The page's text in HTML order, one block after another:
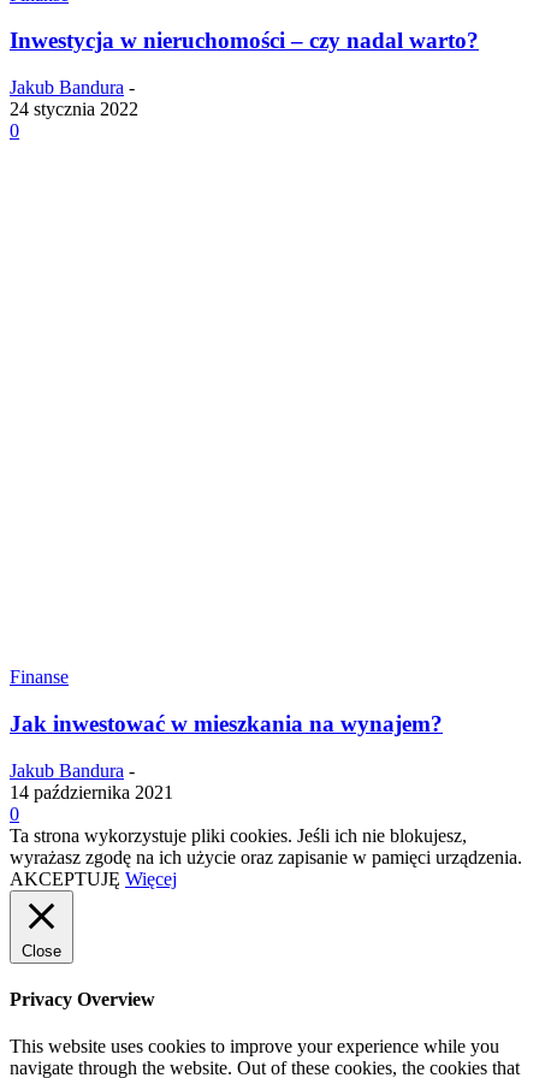
Inwestycja w nieruchomości – czy nadal warto?
Jakub Bandura -
24 stycznia 2022
0
Finanse
Jak inwestować w mieszkania na wynajem?
Jakub Bandura -
14 października 2021
0
Ta strona wykorzystuje pliki cookies. Jeśli ich nie blokujesz,
wyrażasz zgodę na ich użycie oraz zapisanie w pamięci urządzenia.
AKCEPTUJĘ Więcej
Close
Privacy Overview
This website uses cookies to improve your experience while you
navigate through the website. Out of these cookies, the cookies that